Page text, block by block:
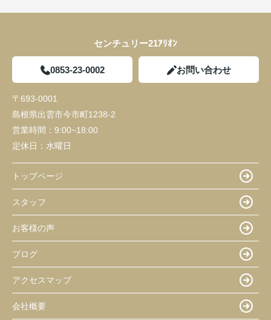
センチュリー21ｱﾘｵﾝ
0853-23-0002 お問い合わせ
〒693-0001
島根県出雲市今市町1238-2
営業時間： 9:00~18:00
定休日： 水曜日
トップページ
スタッフ
お客様の声
ブログ
アクセスマップ
会社概要